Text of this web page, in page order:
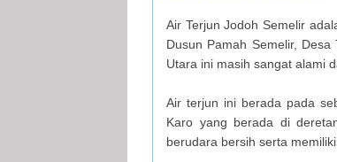
Air Terjun Jodoh Semelir
Dusun Pamah Semelir,
Utara ini masih sangat alami
Air terjun ini berada pada
Karo yang berada di
berudara bersih serta